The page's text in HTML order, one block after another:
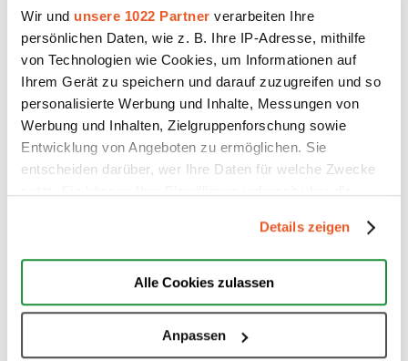
Wir und unsere 1022 Partner verarbeiten Ihre
persönlichen Daten, wie z. B. Ihre IP-Adresse, mithilfe
von Technologien wie Cookies, um Informationen auf
Ihrem Gerät zu speichern und darauf zuzugreifen und so
personalisierte Werbung und Inhalte, Messungen von
Werbung und Inhalten, Zielgruppenforschung sowie
Entwicklung von Angeboten zu ermöglichen. Sie
entscheiden darüber, wer Ihre Daten für welche Zwecke
Trigger Symbol ändern oder widerrufen
Wenn Sie es erlauben, würden wir auch gerne:
Informationen über Ihre geografische Lage erfassen,
Ihr Gerät durch aktives Scannen nach bestimmten
Details zeigen
Alle Cookies zulassen
Anpassen
durchsuchen.
Hier können Sie mit unsKontaktaufnehmen.